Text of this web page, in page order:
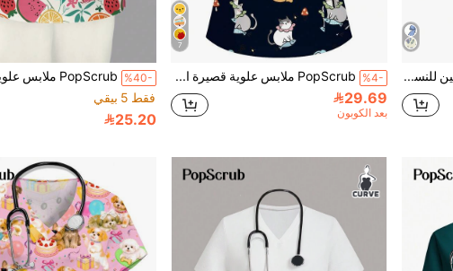
PopScrub مجموعة قطعتين للنساء بتصميم طباعة صدفة وقوقعة بياقة على شكل حرف V وأكمام قصيرة وجيب وتصميم شق، مناسبة للربيع والصيف، زي ممرضة رسمي، ملابس كاجوال
7
%4- PopScrub ملابس علوية قصيرة الأكمام بياقة على شكل حرف V مع جيبين، طباعة بنمط كرتوني لقطة صغيرة، ملابس علوية موحدة لممرضة/طبيبة، ملابس علوية موحدة لفحص جراحي/ملابس علوية موحدة لتجميل الحيوانات الأليفة/ملابس علوية قصيرة الأكمام لاختصاصي التغذية، ملابس علوية عمل متعددة الجيوب وظيفية، ملابس علوية عمل وظيفية للعطلات، جميلة
29.69
بعد الكوبون
%40-
فقط 5 بيقي
25.20